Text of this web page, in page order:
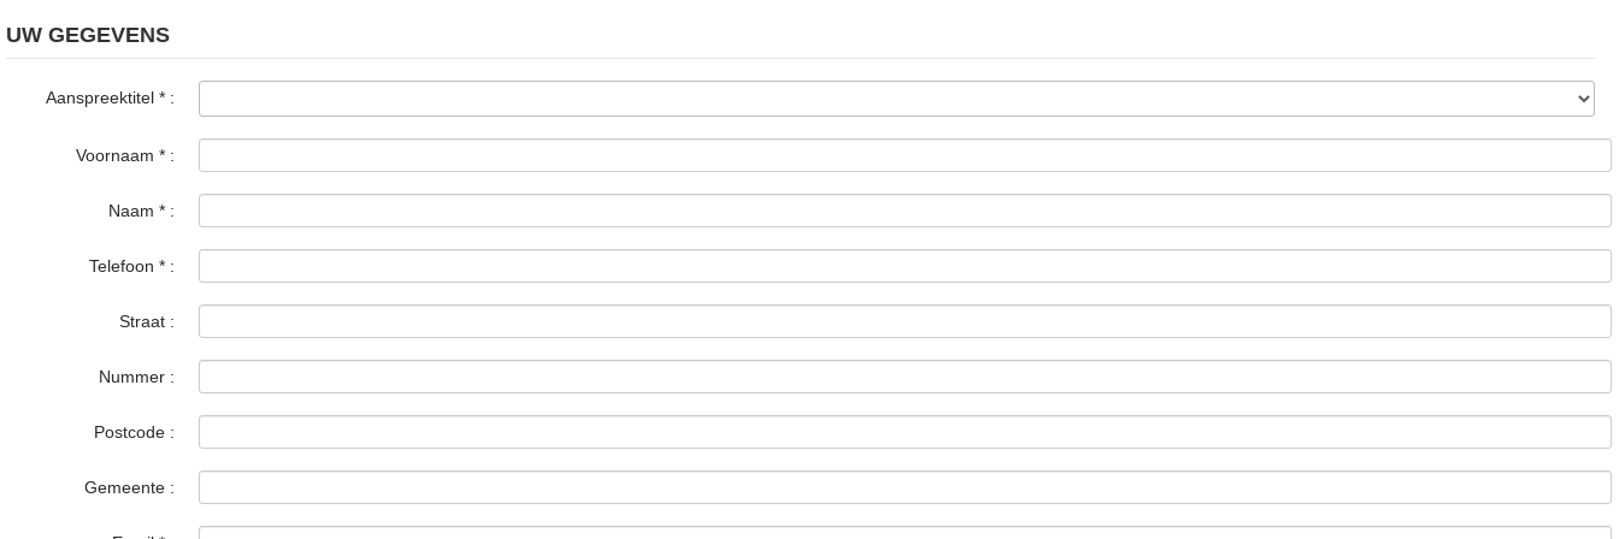
UW GEGEVENS
Aanspreektitel * :
Voornaam * :
Naam * :
Telefoon * :
Straat :
Nummer :
Postcode :
Gemeente :